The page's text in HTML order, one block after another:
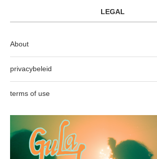
LEGAL
About
privacybeleid
terms of use